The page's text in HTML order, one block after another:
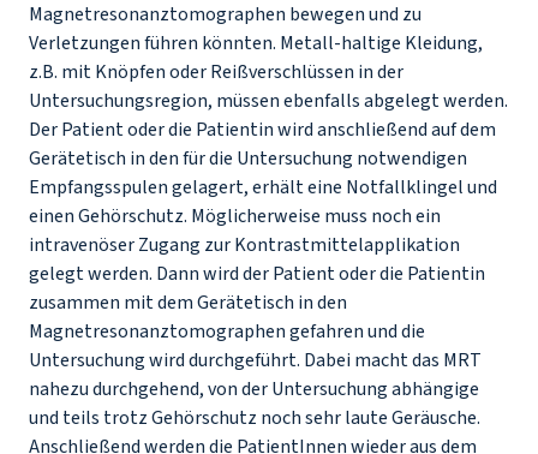
Magnetresonanztomographen bewegen und zu
Verletzungen führen könnten. Metall-haltige Kleidung,
z.B. mit Knöpfen oder Reißverschlüssen in der
Untersuchungsregion, müssen ebenfalls abgelegt werden.
Der Patient oder die Patientin wird anschließend auf dem
Gerätetisch in den für die Untersuchung notwendigen
Empfangsspulen gelagert, erhält eine Notfallklingel und
einen Gehörschutz. Möglicherweise muss noch ein
intravenöser Zugang zur Kontrastmittelapplikation
gelegt werden. Dann wird der Patient oder die Patientin
zusammen mit dem Gerätetisch in den
Magnetresonanztomographen gefahren und die
Untersuchung wird durchgeführt. Dabei macht das MRT
nahezu durchgehend, von der Untersuchung abhängige
und teils trotz Gehörschutz noch sehr laute Geräusche.
Anschließend werden die PatientInnen wieder aus dem